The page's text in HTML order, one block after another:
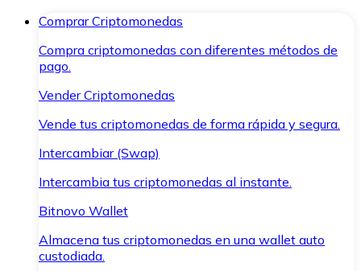
Comprar Criptomonedas
Compra criptomonedas con diferentes métodos de
pago.
Vender Criptomonedas
Vende tus criptomonedas de forma rápida y segura.
Intercambiar (Swap)
Intercambia tus criptomonedas al instante.
Bitnovo Wallet
Almacena tus criptomonedas en una wallet auto
custodiada.